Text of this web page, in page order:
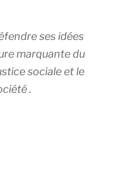
ses idées
marquante du
sociale et le
.